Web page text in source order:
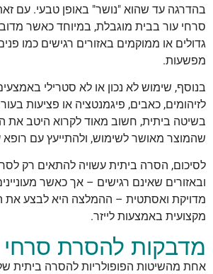
בהדרגה עד שהוא "נושר" באופן טבעי. עם
סרחי עור בבית מוגבלת, במיוחד כאשר
גדולים או ממוקמים באזורים רגישים כמו
מפשעות.
בנוסף, שימוש לא נכון או לא סטרילי
לזיהומים, כאבים, פיגמנטציה או פציעות
בשיטה ביתית, חשוב מאוד לקרוא היטב את
שהמוצר מאושר לשימוש, ולהתייעץ עם רופא
לסיכום, הסרה ביתית עשויה להתאים רק
ובאזורים שאינם רגישים – אך כאשר
מדויקת ואסתטית – ההמלצה היא לבצע את
מקצועית באמצעות לייזר.
מדבקות להסרת סרחי
אחת מהשיטות הפופולריות להסרה ביתית